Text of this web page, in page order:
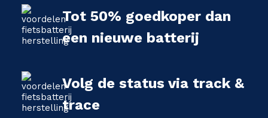
Tot 50% goedkoper dan
een nieuwe batterij
Volg de status via track &
trace